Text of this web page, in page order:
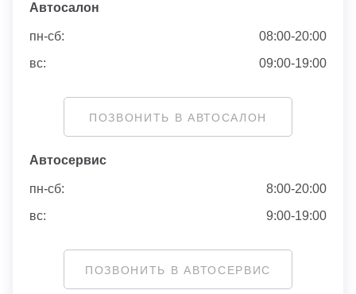
Автосaлон
пн-сб:
08:00-20:00
вс:
09:00-19:00
ПОЗВОНИТЬ В АВТОСАЛОН
Автосервис
пн-сб:
8:00-20:00
вс:
9:00-19:00
ПОЗВОНИТЬ В АВТОСЕРВИС